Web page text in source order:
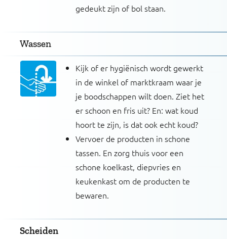
gedeukt zijn of bol staan.
Wassen
Kijk of er hygiënisch wordt gewerkt
in de winkel of marktkraam waar je
je boodschappen wilt doen. Ziet het
er schoon en fris uit? En: wat koud
hoort te zijn, is dat ook echt koud?
Vervoer de producten in schone
tassen. En zorg thuis voor een
schone koelkast, diepvries en
keukenkast om de producten te
bewaren.
Scheiden